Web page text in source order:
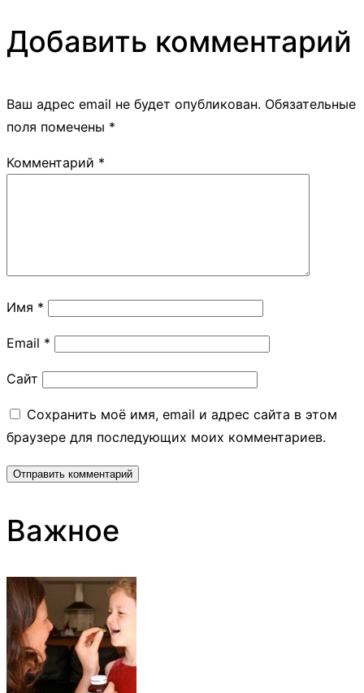
Добавить комментарий
Ваш адрес email не будет опубликован. Обязательные
поля помечены *
Комментарий *
Имя *
Email *
Сайт
Сохранить моё имя, email и адрес сайта в этом
браузере для последующих моих комментариев.
Важное